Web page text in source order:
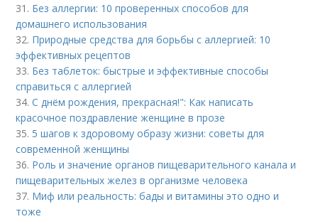
31. Без аллергии: 10 проверенных способов для
домашнего использования
32. Природные средства для борьбы с аллергией: 10
эффективных рецептов
33. Без таблеток: быстрые и эффективные способы
справиться с аллергией
34.С днём рождения, прекрасная!": Как написать
красочное поздравление женщине в прозе
35. 5 шагов к здоровому образу жизни: советы для
современной женщины
36. Роль и значение органов пищеварительного канала и
пищеварительных желез в организме человека
37. Миф или реальность: бады и витамины это одно и
тоже